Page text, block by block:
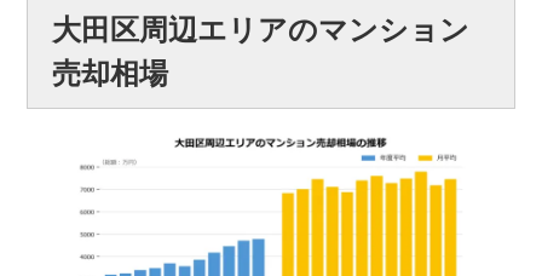
大田区周辺エリアのマンション
売却相場